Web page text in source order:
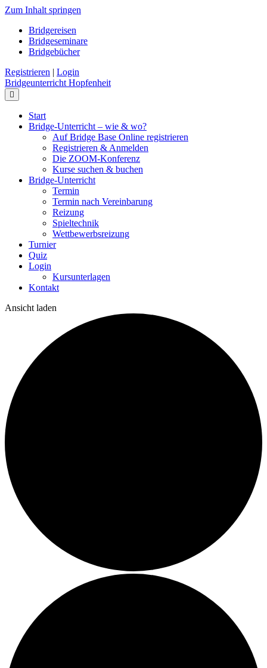
Zum Inhalt springen
Bridgereisen
Bridgeseminare
Bridgebücher
Registrieren | Login
Bridgeunterricht Hopfenheit
Start
Bridge-Unterricht – wie & wo?
Auf Bridge Base Online registrieren
Registrieren & Anmelden
Die ZOOM-Konferenz
Kurse suchen & buchen
Bridge-Unterricht
Termin
Termin nach Vereinbarung
Reizung
Spieltechnik
Wettbewerbsreizung
Turnier
Quiz
Login
Kursunterlagen
Kontakt
Ansicht laden